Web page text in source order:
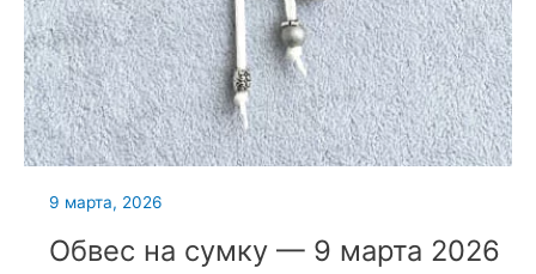
9 марта, 2026
Обвес на сумку — 9 марта 2026